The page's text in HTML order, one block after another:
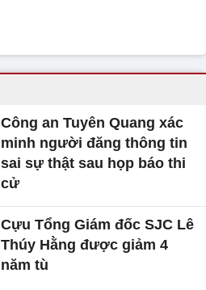
Công an Tuyên Quang xác
minh người đăng thông tin
sai sự thật sau họp báo thi
cử
Cựu Tổng Giám đốc SJC Lê
Thúy Hằng được giảm 4
năm tù